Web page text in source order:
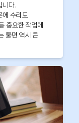
니다.
에 수리도
중요한 작업에
불편 역시 큰